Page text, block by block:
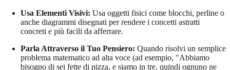
Usa Elementi Visivi: Usa oggetti fisici come blocchi, perline o
anche diagrammi disegnati per rendere i concetti astratti
concreti e più facili da afferrare.
Parla Attraverso il Tuo Pensiero: Quando risolvi un semplice
problema matematico ad alta voce (ad esempio, "Abbiamo
bisogno di sei fette di pizza, e siamo in tre, quindi ognuno ne